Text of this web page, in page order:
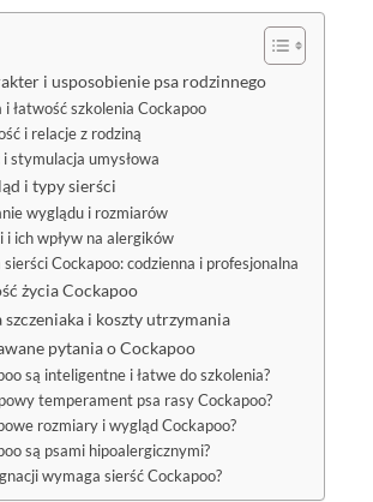
i usposobienie psa rodzinnego
i łatwość szkolenia Cockapoo
i relacje z rodziną
stymulacja umysłowa
i typy sierści
wyglądu i rozmiarów
i ich wpływ na alergików
sierści Cockapoo: codzienna i profesjonalna
życia Cockapoo
szczeniaka i koszty utrzymania
pytania o Cockapoo
są inteligentne i łatwe do szkolenia?
temperament psa rasy Cockapoo?
rozmiary i wygląd Cockapoo?
są psami hipoalergicznymi?
wymaga sierść Cockapoo?